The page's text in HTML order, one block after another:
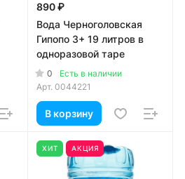
890 ₽
Вода Черноголовская
Гипопо 3+ 19 литров в
одноразовой таре
0
Есть в наличии
Арт. 0044221
В корзину
ХИТ АКЦИЯ